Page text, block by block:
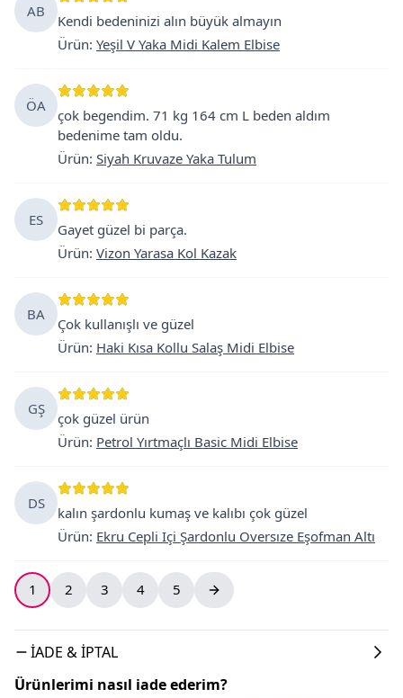
AB
Kendi bedeninizi alın büyük almayın
Ürün: Yeşil V Yaka Midi Kalem Elbise
ÖA
çok begendim. 71 kg 164 cm L beden aldım
bedenime tam oldu.
Ürün: Siyah Kruvaze Yaka Tulum
ES
Gayet güzel bi parça.
Ürün: Vizon Yarasa Kol Kazak
BA
Çok kullanışlı ve güzel
Ürün: Haki Kısa Kollu Salaş Midi Elbise
GŞ
çok güzel ürün
Ürün: Petrol Yırtmaçlı Basic Midi Elbise
DS
kalın şardonlu kumaş ve kalıbı çok güzel
Ürün: Ekru Cepli Içi Şardonlu Oversıze Eşofman Altı
1 2 3 4 5
İADE & İPTAL
Ürünlerimi nasıl iade ederim?